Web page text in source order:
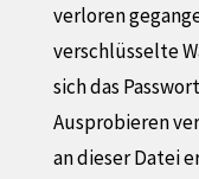
verloren
verschlüsselte
sich das
Ausprobieren
an dieser Datei